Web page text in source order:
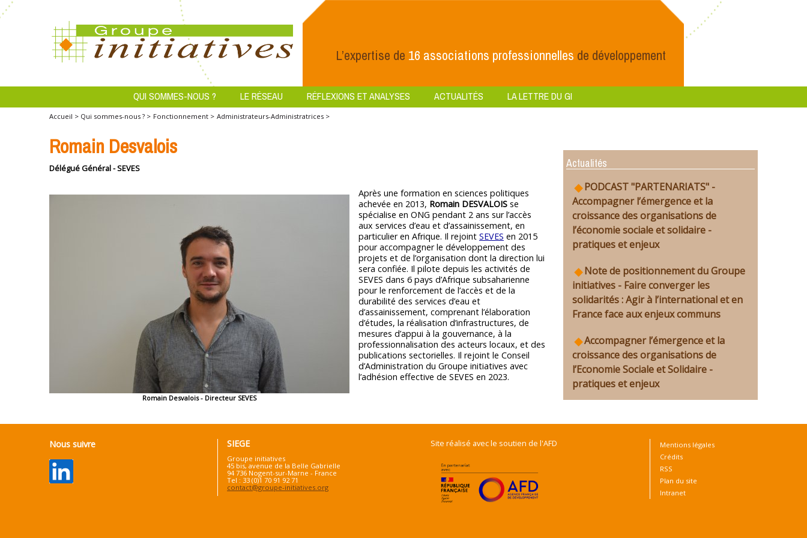
L’expertise de 16 associations professionnelles de développement
QUI SOMMES-NOUS ? LE RÉSEAU RÉFLEXIONS ET ANALYSES ACTUALITÉS LA LETTRE DU GI
Accueil > Qui sommes-nous ? > Fonctionnement > Administrateurs-Administratrices >
Romain Desvalois
Délégué Général - SEVES
Romain Desvalois - Directeur SEVES
Après une formation en sciences politiques
achevée en 2013, Romain DESVALOIS se
spécialise en ONG pendant 2 ans sur l’accès
aux services d’eau et d’assainissement, en
particulier en Afrique. Il rejoint SEVES en 2015
pour accompagner le développement des
projets et de l’organisation dont la direction lui
sera confiée. Il pilote depuis les activités de
SEVES dans 6 pays d’Afrique subsaharienne
pour le renforcement de l’accès et de la
durabilité des services d’eau et
d’assainissement, comprenant l’élaboration
d’études, la réalisation d’infrastructures, de
mesures d’appui à la gouvernance, à la
professionnalisation des acteurs locaux, et des
publications sectorielles. Il rejoint le Conseil
d’Administration du Groupe initiatives avec
l’adhésion effective de SEVES en 2023.
Actualités
PODCAST "PARTENARIATS" -
Accompagner l’émergence et la
croissance des organisations de
l’économie sociale et solidaire -
pratiques et enjeux
Note de positionnement du Groupe
initiatives - Faire converger les
solidarités : Agir à l’international et en
France face aux enjeux communs
Accompagner l’émergence et la
croissance des organisations de
l’Economie Sociale et Solidaire -
pratiques et enjeux
Nous suivre SIEGE
Groupe initiatives
45 bis, avenue de la Belle Gabrielle
94 736 Nogent-sur-Marne - France
Tel : 33 (0)1 70 91 92 71
contact@groupe-initiatives.org
Site réalisé avec le soutien de l'AFD
Mentions légales
Crédits
RSS
Plan du site
Intranet